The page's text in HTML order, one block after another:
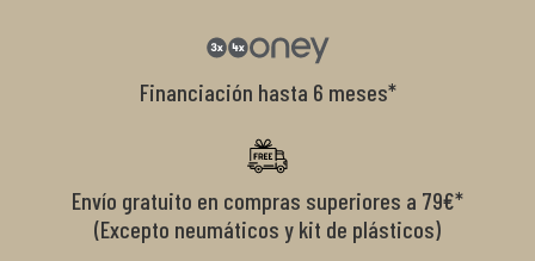
Financiación hasta 6 meses*
Envío gratuito en compras superiores a 79€*
(Excepto neumáticos y kit de plásticos)